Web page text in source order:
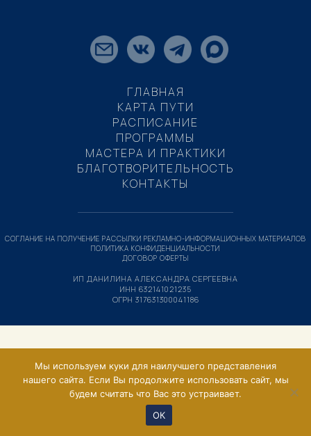
ГЛАВНАЯ
КАРТА ПУТИ
РАСПИСАНИЕ
ПРОГРАММЫ
МАСТЕРА И ПРАКТИКИ
БЛАГОТВОРИТЕЛЬНОСТЬ
КОНТАКТЫ
ИП ДАНИЛИНА АЛЕКСАНДРА СЕРГЕЕВНА
ИНН 632141021235
ОГРН 317631300041186
СОГЛАНИЕ НА ПОЛУЧЕНИЕ РАССЫЛКИ РЕКЛАМНО-ИНФОРМАЦИОННЫХ МАТЕРИАЛОВ
ПОЛИТИКА КОНФИДЕНЦИАЛЬНОСТИ
ДОГОВОР ОФЕРТЫ
Мы используем куки для наилучшего представления
нашего сайта. Если Вы продолжите использовать сайт, мы
будем считать что Вас это устраивает.
ОК